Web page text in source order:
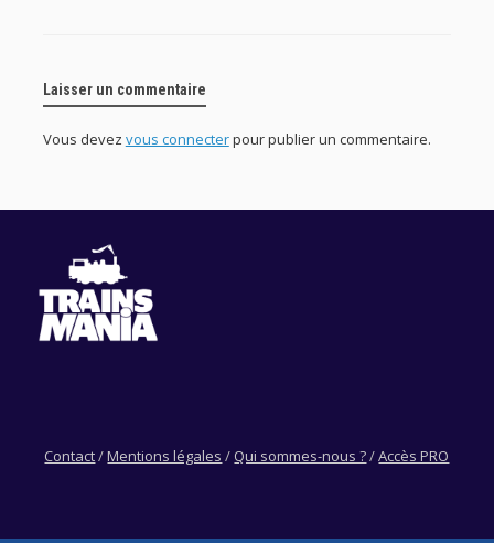
Laisser un commentaire
Vous devez vous connecterpour publier un commentaire.
Contact/Mentions légales / Qui sommes-nous ?/Accès PRO